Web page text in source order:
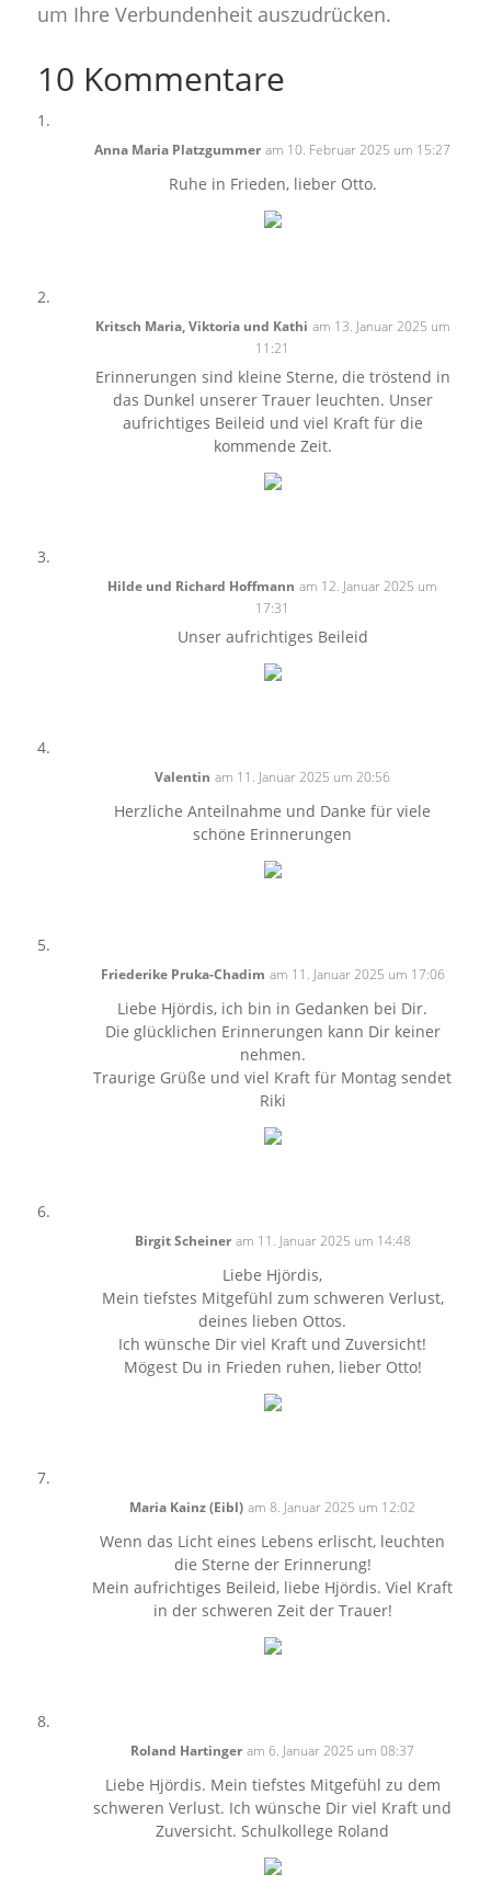
um Ihre Verbundenheit auszudrücken.
10 Kommentare
Anna Maria Platzgummer am 10. Februar 2025 um 15:27
Ruhe in Frieden, lieber Otto.
Kritsch Maria, Viktoria und Kathi am 13. Januar 2025 um
11:21
Erinnerungen sind kleine Sterne, die tröstend in
das Dunkel unserer Trauer leuchten. Unser
aufrichtiges Beileid und viel Kraft für die
kommende Zeit.
Hilde und Richard Hoffmann am 12. Januar 2025 um
17:31
Unser aufrichtiges Beileid
Valentin am 11. Januar 2025 um 20:56
Herzliche Anteilnahme und Danke für viele
schöne Erinnerungen
Friederike Pruka-Chadim am 11. Januar 2025 um 17:06
Liebe Hjördis, ich bin in Gedanken bei Dir.
Die glücklichen Erinnerungen kann Dir keiner
nehmen.
Traurige Grüße und viel Kraft für Montag sendet
Riki
Birgit Scheiner am 11. Januar 2025 um 14:48
Liebe Hjördis,
Mein tiefstes Mitgefühl zum schweren Verlust,
deines lieben Ottos.
Ich wünsche Dir viel Kraft und Zuversicht!
Mögest Du in Frieden ruhen, lieber Otto!
Maria Kainz (Eibl) am 8. Januar 2025 um 12:02
Wenn das Licht eines Lebens erlischt, leuchten
die Sterne der Erinnerung!
Mein aufrichtiges Beileid, liebe Hjördis. Viel Kraft
in der schweren Zeit der Trauer!
Roland Hartinger am 6. Januar 2025 um 08:37
Liebe Hjördis. Mein tiefstes Mitgefühl zu dem
schweren Verlust. Ich wünsche Dir viel Kraft und
Zuversicht. Schulkollege Roland